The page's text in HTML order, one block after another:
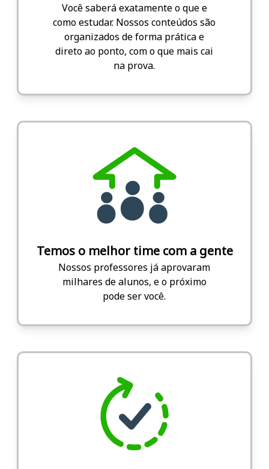
Você saberá exatamente o que e
como estudar. Nossos conteúdos são
organizados de forma prática e
direto ao ponto, com o que mais cai
na prova.
Temos o melhor time com a gente
Nossos professores já aprovaram
milhares de alunos, e o próximo
pode ser você.